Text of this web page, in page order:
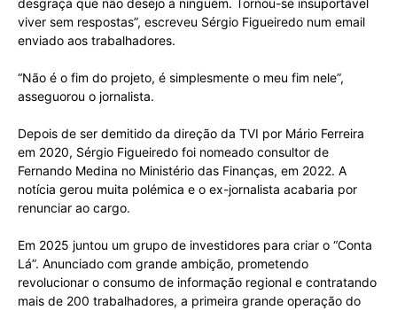
desgraça que não desejo a ninguém. Tornou-se insuportável
viver sem respostas”, escreveu Sérgio Figueiredo num email
enviado aos trabalhadores.
“Não é o fim do projeto, é simplesmente o meu fim nele”,
asseguorou o jornalista.
Depois de ser demitido da direção da TVI por Mário Ferreira
em 2020, Sérgio Figueiredo foi nomeado consultor de
Fernando Medina no Ministério das Finanças, em 2022. A
notícia gerou muita polémica e o ex-jornalista acabaria por
renunciar ao cargo.
Em 2025 juntou um grupo de investidores para criar o “Conta
Lá”. Anunciado com grande ambição, prometendo
revolucionar o consumo de informação regional e contratando
mais de 200 trabalhadores, a primeira grande operação do